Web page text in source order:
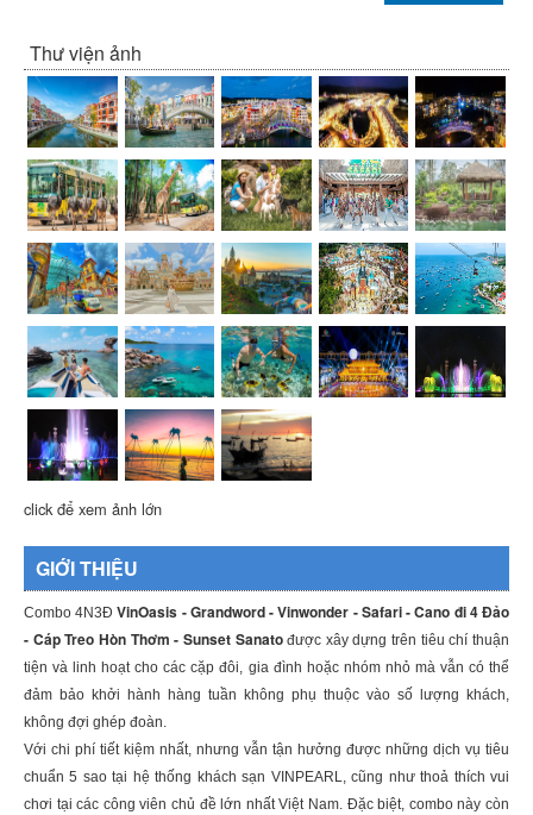
Thư viện ảnh
click để xem ảnh lớn
GIỚI THIỆU
Combo 4N3Đ VinOasis - Grandword - Vinwonder - Safari - Cano đi 4 Đảo
- Cáp Treo Hòn Thơm - Sunset Sanato được xây dựng trên tiêu chí thuận
tiện và linh hoạt cho các cặp đôi, gia đình hoặc nhóm nhỏ mà vẫn có thể
đảm bảo khởi hành hàng tuần không phụ thuộc vào số lượng khách,
không đợi ghép đoàn.
Với chi phí tiết kiệm nhất, nhưng vẫn tận hưởng được những dịch vụ tiêu
chuẩn 5 sao tại hệ thống khách sạn VINPEARL, cũng như thoả thích vui
chơi tại các công viên chủ đề lớn nhất Việt Nam. Đặc biệt, combo này còn